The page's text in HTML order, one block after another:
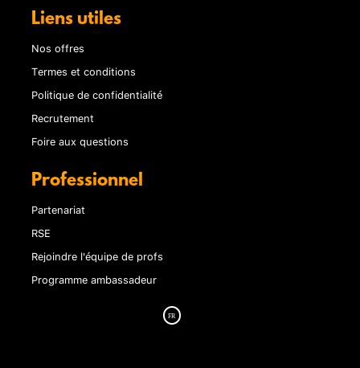
Liens utiles
Nos offres
Termes et conditions
Politique de confidentialité
Recrutement
Foire aux questions
Professionnel
Partenariat
RSE
Rejoindre l'équipe de profs
Programme ambassadeur